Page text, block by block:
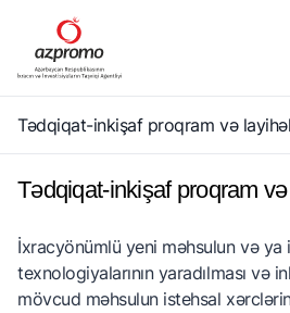
Tədqiqat-inkişaf proqram və
Tədqiqat-inkişaf proqram
İxracyönümlü yeni məhsulun və ya
texnologiyalarının yaradılması və
mövcud məhsulun istehsal